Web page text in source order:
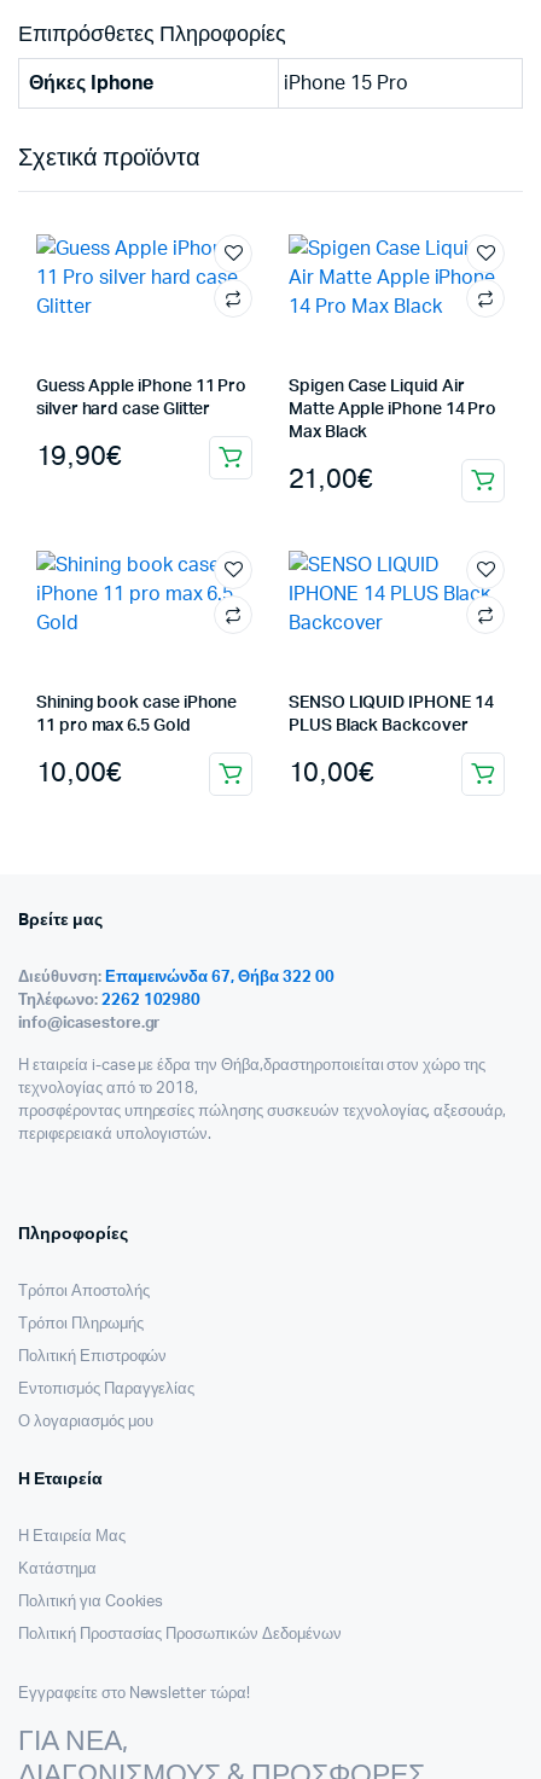
Επιπρόσθετες Πληροφορίες
Θήκες Iphone iPhone 15 Pro
Σχετικά προϊόντα
Guess Apple iPhone 11 Pro
silver hard case Glitter
19,90€
Spigen Case Liquid Air
Matte Apple iPhone 14 Pro
Max Black
21,00€
Shining book case iPhone
11 pro max 6.5 Gold
10,00€
SENSO LIQUID IPHONE 14
PLUS Black Backcover
10,00€
Bρείτε μας
Διεύθυνση: Επαμεινώνδα 67, Θήβα 322 00
Τηλέφωνο: 2262 102980
info@icasestore.gr
Η εταιρεία i-case με έδρα την Θήβα,δραστηροποιείται στον χώρο της
τεχνολογίας από το 2018,
προσφέροντας υπηρεσίες πώλησης συσκευών τεχνολογίας, αξεσουάρ,
περιφερειακά υπολογιστών.
Πληροφορίες
Τρόποι Αποστολής
Τρόποι Πληρωμής
Πολιτική Επιστροφών
Εντοπισμός Παραγγελίας
Ο λογαριασμός μου
Η Εταιρεία
Η Εταιρεία Μας
Κατάστημα
Πολιτική για Cookies
Πολιτική Προστασίας Προσωπικών Δεδομένων
Εγγραφείτε στο Newsletter τώρα!
ΓΙΑ ΝΕΑ,